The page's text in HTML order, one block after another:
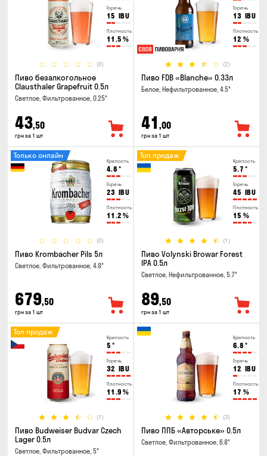
Горечь
15 IBU
Плотность
11.5 %
(0)
Пиво безалкогольное
Clausthaler Grapefruit 0.5л
Светлое, Фильтрованное, 0.25°
43,50
грн за 1 шт
Горечь
13 IBU
Плотность
12 %
(2)
Пиво FDB «Blanche» 0.33л
Белое, Нефильтрованное, 4.5°
41 ,00
грн за 1 шт
Крепость
4.8 °
Горечь
23 IBU
Плотность
11.2 %
(0)
Только онлайн
Пиво Krombacher Pils 5л
Светлое, Фильтрованное, 4.8°
679,50
грн за 1 шт
Крепость
5.7 °
Горечь
45 IBU
Плотность
15 %
(1)
Топ продаж
Пиво Volynski Browar Forest
IPA 0.5л
Светлое, Нефильтрованное, 5.7°
89,50
грн за 1 шт
Крепость
5 °
Горечь
32 IBU
Плотность
11.9 %
(1)
Топ продаж
Пиво Budweiser Budvar Czech
Lager 0.5л
Светлое, Фильтрованное, 5°
Крепость
6.8 °
Горечь
12 IBU
Плотность
17 %
(3)
Пиво ППБ «Авторське» 0.5л
Светлое, Фильтрованное, 6.8°